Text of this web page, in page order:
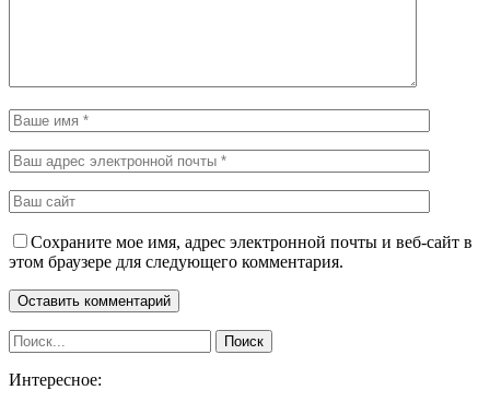
Сохраните мое имя, адрес электронной почты и веб-сайт в
этом браузере для следующего комментария.
Интересное: